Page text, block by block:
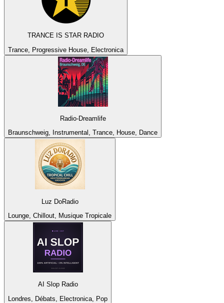
TRANCE IS STAR RADIO
Trance, Progressive House, Electronica
Radio-Dreamlife
Braunschweig, Instrumental, Trance, House, Dance
Luz DoRadio
Lounge, Chillout, Musique Tropicale
AI Slop Radio
Londres, Débats, Electronica, Pop